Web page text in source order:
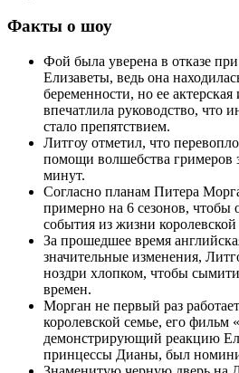
Факты о шоу
Фой была уверена в отказе
Елизаветы, ведь она
беременности, но ее актерская
впечатлила руководство, что
стало препятствием.
Литгоу отметил, что
помощи волшебства гримеров
минут.
Согласно планам Питера
примерно на 6 сезонов, чтобы
события из жизни королевской
За прошедшее время
значительные изменения,
ноздри хлопком, чтобы
времен.
Морган не первый раз
королевской семье, его фильм
демонстрирующий реакцию
принцессы Дианы, был